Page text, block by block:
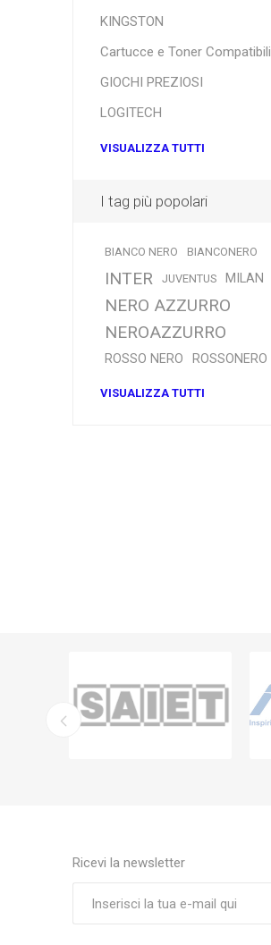
KINGSTON
Cartucce e Toner Compatibili
GIOCHI PREZIOSI
LOGITECH
VISUALIZZA TUTTI
I tag più popolari
BIANCO NERO BIANCONERO
INTER JUVENTUS MILAN
NERO AZZURRO
NEROAZZURRO
ROSSO NERO ROSSONERO
VISUALIZZA TUTTI
Ricevi la newsletter